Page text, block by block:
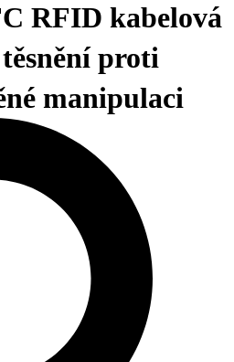
RFID kabelová
proti
manipulaci